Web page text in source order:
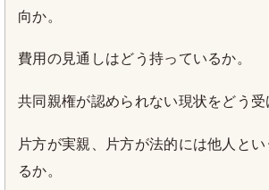
向か。
費用の見通しはどう持っているか。
共同親権が認められない現状をどう受
片方が実親、片方が法的には他人と
るか。